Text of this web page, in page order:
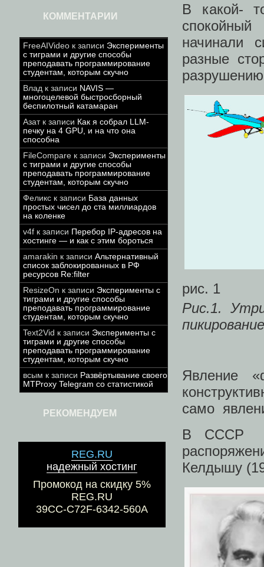
КОММЕНТАРИИ
FreeAIVideo к записи Эксперименты
с тиграми и другие способы
преподавать программирование
студентам, которым скучно
Влад к записи NAVIS —
многоцелевой быстросборный
беспилотный катамаран
Азатк записи Как я собрал LLM-
печку на 4 GPU, и на что она
способна
FileCompare к записи Эксперименты
с тиграми и другие способы
преподавать программирование
студентам, которым скучно
Феликс к записи База данных
простых чисел до ста миллиардов
на коленке
v4f к записи Перебор IP-адресов на
хостинге — и как с этим бороться
amarakin к записи Альтернативный
список заблокированных в РФ
ресурсов Re:filter
ResizeOn к записи Эксперименты с
тиграми и другие способы
преподавать программирование
студентам, которым скучно
Text2Vid к записи Эксперименты с
тиграми и другие способы
преподавать программирование
студентам, которым скучно
всым к записи Развёртывание своего
MTProxy Telegram со статистикой
РЕКОМЕНДУЕМ
REG.RU
надежный хостинг
Промокод на скидку 5%
REG.RU
39CC-C72F-6342-560A
В какой-
начинали
разные
рис. 1
Рис.1.
Явление
само
В СССР
Келдышу